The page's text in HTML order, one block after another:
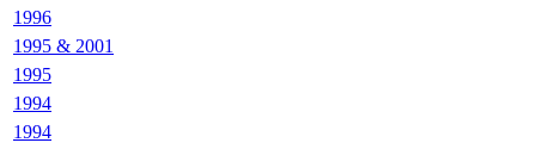
1996
1995 & 2001
1995
1994
1994